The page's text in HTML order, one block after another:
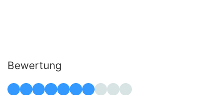
Bewertung